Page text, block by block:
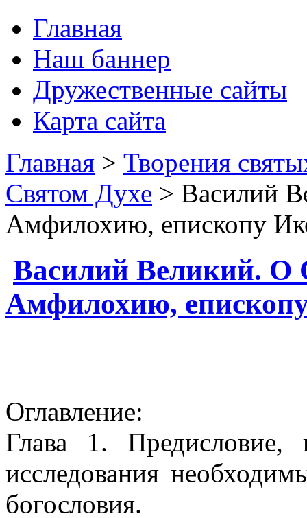
Главная
Наш баннер
Дружественные сайты
Карта сайта
Главная > Творения
Святом Духе > Василий
Амфилохию, епископу
Василий Великий. О
Амфилохию,
Оглавление:
Глава 1. Предисловие,
исследования
богословия.